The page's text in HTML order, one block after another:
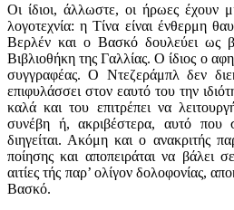
Οι ίδιοι, άλλωστε, οι ήρωες έχουν
λογοτεχνία: η Τίνα είναι ένθερμη
Βερλέν και ο Βασκό δουλεύει ως
Βιβλιοθήκη της Γαλλίας. Ο ίδιος ο
συγγραφέας. Ο Ντεζεράμπλ δεν
επιφυλάσσει στον εαυτό του την
καλά και του επιτρέπει να
συνέβη ή, ακριβέστερα, αυτό που
διηγείται. Ακόμη και ο ανακριτής
ποίησης και αποπειράται να βάλει
αιτίες τής παρ’ ολίγον δολοφονίας,
Βασκό.